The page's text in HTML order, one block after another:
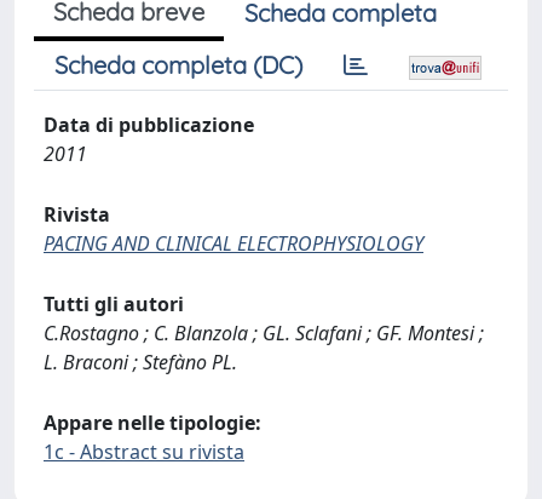
Scheda breve
Scheda completa
Scheda completa (DC)
Data di pubblicazione
2011
Rivista
PACING AND CLINICAL ELECTROPHYSIOLOGY
Tutti gli autori
C.Rostagno ; C. Blanzola ; GL. Sclafani ; GF. Montesi ;
L. Braconi ; Stefàno PL.
Appare nelle tipologie:
1c - Abstract su rivista